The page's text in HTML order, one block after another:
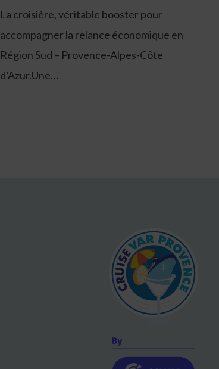
La croisière, véritable booster pour
accompagner la relance économique en
Région Sud – Provence-Alpes-Côte
d’Azur.Une…